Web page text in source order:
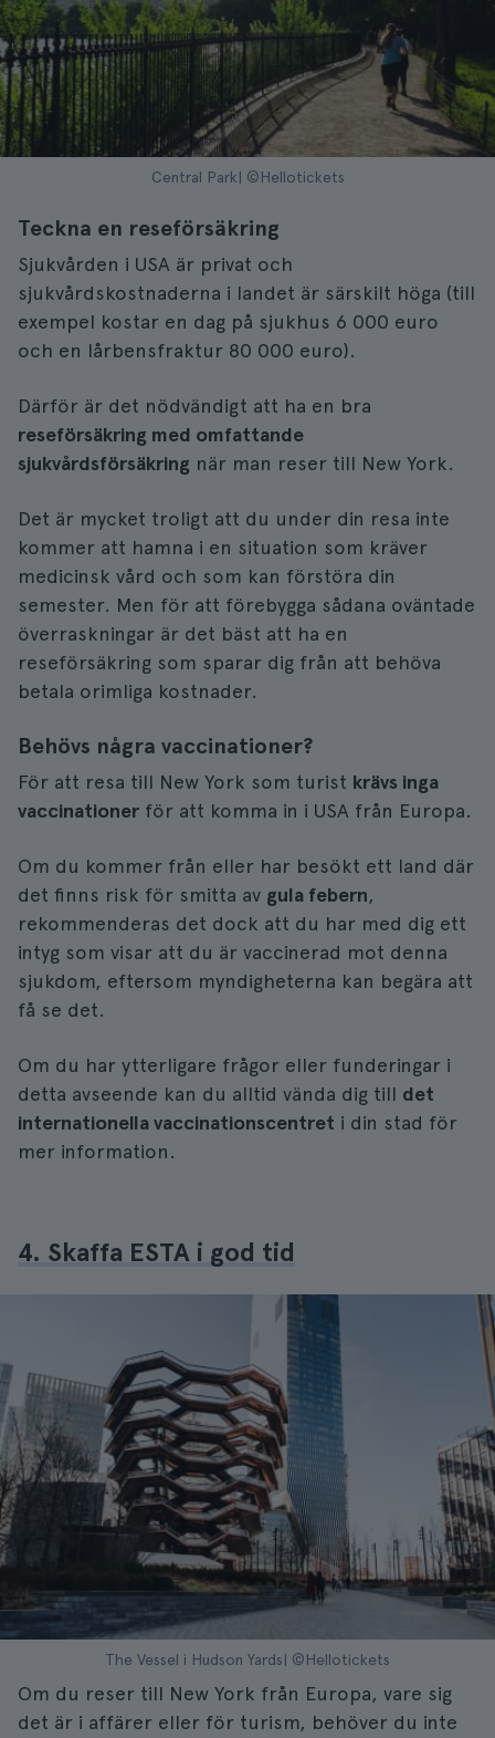
Central Park| ©Hellotickets
Teckna en reseförsäkring
Sjukvården i USA är privat och
sjukvårdskostnaderna i landet är särskilt höga (till
exempel kostar en dag på sjukhus 6 000 euro
och en lårbensfraktur 80 000 euro).
Därför är det nödvändigt att ha en bra
reseförsäkring med omfattande
sjukvårdsförsäkring när man reser till New York.
Det är mycket troligt att du under din resa inte
kommer att hamna i en situation som kräver
medicinsk vård och som kan förstöra din
semester. Men för att förebygga sådana oväntade
överraskningar är det bäst att ha en
reseförsäkring som sparar dig från att behöva
betala orimliga kostnader.
Behövs några vaccinationer?
För att resa till New York som turist krävs inga
vaccinationer för att komma in i USA från Europa.
Om du kommer från eller har besökt ett land där
det finns risk för smitta av gula febern,
rekommenderas det dock att du har med dig ett
intyg som visar att du är vaccinerad mot denna
sjukdom, eftersom myndigheterna kan begära att
få se det.
Om du har ytterligare frågor eller funderingar i
detta avseende kan du alltid vända dig till det
internationella vaccinationscentret i din stad för
mer information.
4. Skaffa ESTA i god tid
The Vessel i Hudson Yards| ©Hellotickets
Om du reser till New York från Europa, vare sig
det är i affärer eller för turism, behöver du inte